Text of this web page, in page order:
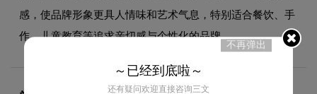
感，使品牌形象更具人情味和艺术气息，特别适合餐饮、手
作、儿童教育等追求亲切感与个性化的品牌。
不再弹出
～已经到底啦～
还有疑问欢迎直接咨询三文